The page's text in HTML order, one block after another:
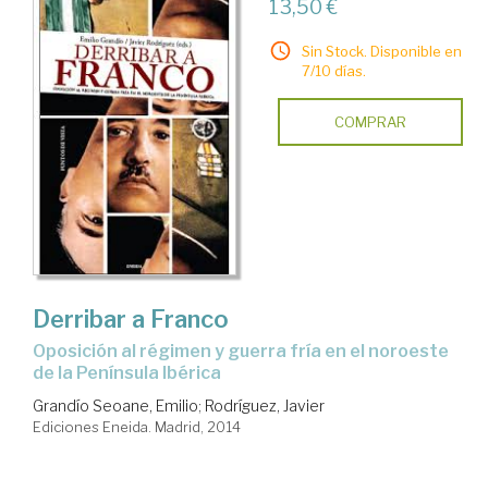
13,50 €
Sin Stock. Disponible en
7/10 días.
COMPRAR
Derribar a Franco
oposición al régimen y guerra fría en el noroeste
de la Península Ibérica
Grandío Seoane, Emilio; Rodríguez, Javier
Ediciones Eneida. Madrid, 2014